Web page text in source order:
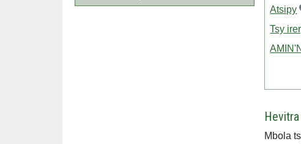
Atsipy
Tsy
Mbola